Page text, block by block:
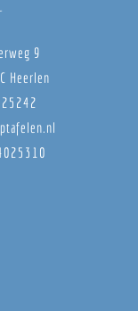
9
Heerlen